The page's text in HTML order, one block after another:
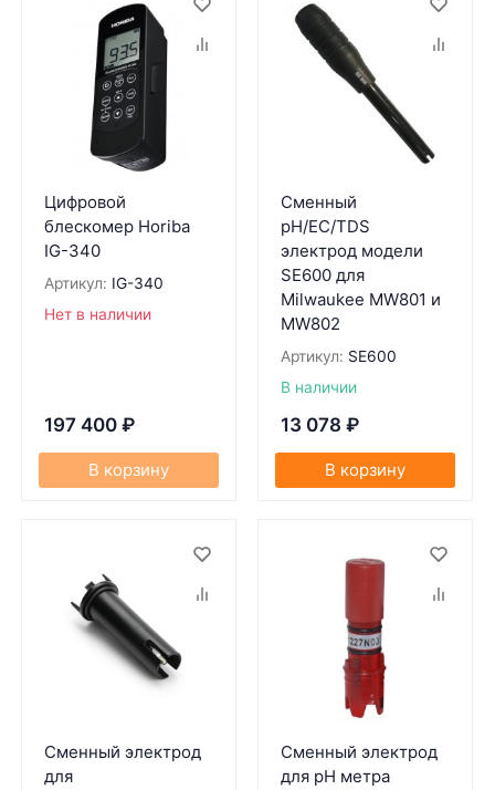
Цифровой
блескомер Horiba
IG-340
Артикул: IG-340
Нет в наличии
197 400 ₽
В корзину
Сменный
pH/EC/TDS
электрод модели
SE600 для
Milwaukee MW801 и
MW802
Артикул: SE600
В наличии
13 078 ₽
В корзину
Сменный электрод
для
Сменный электрод
для pH метра